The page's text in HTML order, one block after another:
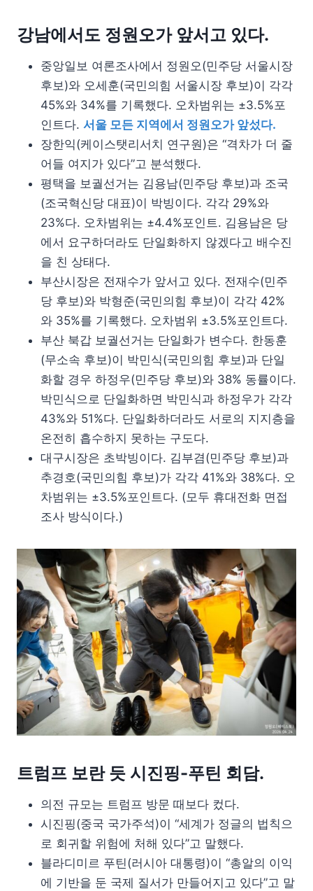
강남에서도 정원오가 앞서고 있다.
중앙일보 여론조사에서 정원오(민주당 서울시장
후보)와 오세훈(국민의힘 서울시장 후보)이 각각
45%와 34%를 기록했다. 오차범위는 ±3.5%포
인트다. 서울 모든 지역에서 정원오가 앞섰다.
장한익(케이스탯리서치 연구원)은 “격차가 더 줄
어들 여지가 있다”고 분석했다.
평택을 보궐선거는 김용남(민주당 후보)과 조국
(조국혁신당 대표)이 박빙이다. 각각 29%와
23%다. 오차범위는 ±4.4%포인트. 김용남은 당
에서 요구하더라도 단일화하지 않겠다고 배수진
을 친 상태다.
부산시장은 전재수가 앞서고 있다. 전재수(민주
당 후보)와 박형준(국민의힘 후보)이 각각 42%
와 35%를 기록했다. 오차범위 ±3.5%포인트다.
부산 북갑 보궐선거는 단일화가 변수다. 한동훈
(무소속 후보)이 박민식(국민의힘 후보)과 단일
화할 경우 하정우(민주당 후보)와 38% 동률이다.
박민식으로 단일화하면 박민식과 하정우가 각각
43%와 51%다. 단일화하더라도 서로의 지지층을
온전히 흡수하지 못하는 구도다.
대구시장은 초박빙이다. 김부겸(민주당 후보)과
추경호(국민의힘 후보)가 각각 41%와 38%다. 오
차범위는 ±3.5%포인트다. (모두 휴대전화 면접
조사 방식이다.)
트럼프 보란 듯 시진핑-푸틴 회담.
의전 규모는 트럼프 방문 때보다 컸다.
시진핑(중국 국가주석)이 “세계가 정글의 법칙으
로 회귀할 위험에 처해 있다”고 말했다.
블라디미르 푸틴(러시아 대통령)이 “총알의 이익
에 기반을 둔 국제 질서가 만들어지고 있다”고 말